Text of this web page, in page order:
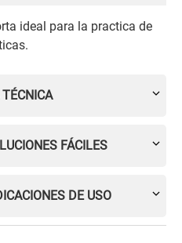
ideal para la practica de
FÁCILES
DE USO